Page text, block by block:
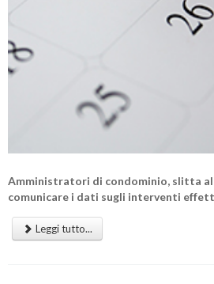
Amministratori di condominio, slitta
comunicare i dati sugli interventi
Leggi tutto...